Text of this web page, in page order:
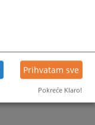
Prihvatam sve
Pokreće Klaro!